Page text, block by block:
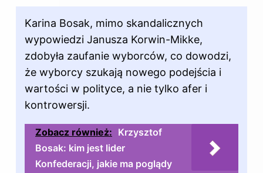
Karina Bosak, mimo skandalicznych
wypowiedzi Janusza Korwin-Mikke,
zdobyła zaufanie wyborców, co dowodzi,
że wyborcy szukają nowego podejścia i
wartości w polityce, a nie tylko afer i
kontrowersji.
Zobacz również: Krzysztof
Bosak: kim jest lider
Konfederacji, jakie ma poglądy